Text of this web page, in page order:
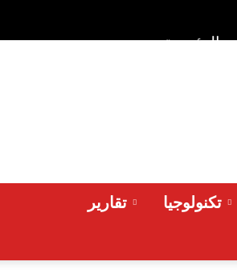
Thursday 2026-08-06 الرئيسية
تكنولوجيا
تقارير